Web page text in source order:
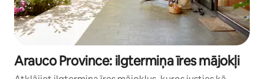
Arauco Province: ilgtermiņa īres mājokļi